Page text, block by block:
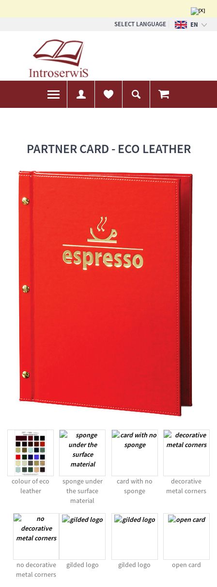
SELECT LANGUAGE
EN
PARTNER CARD - ECO LEATHER
colour of eco
leather
sponge under
the surface
material
card with no
sponge
decorative
metal corners
no decorative
metal corners
gilded logo gilded logo open card